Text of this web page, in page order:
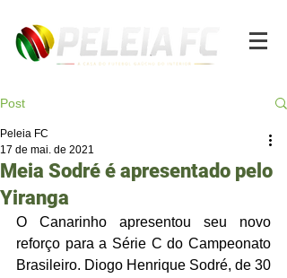
Post
Meia Sodré é apresentado pelo
Yiranga
Peleia FC
17 de mai. de 2021
O Canarinho apresentou seu novo
reforço para a Série C do Campeonato
Brasileiro. Diogo Henrique Sodré, de 30